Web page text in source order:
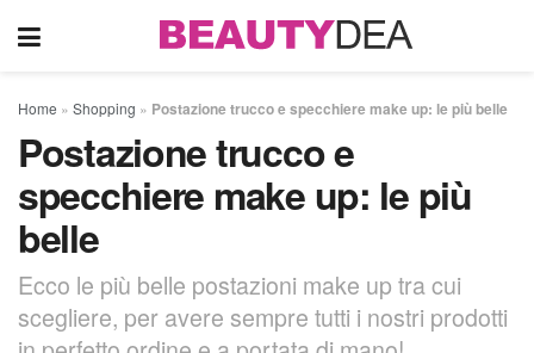
Home » Shopping » Postazione trucco e specchiere make up: le più belle
Postazione trucco e
specchiere make up: le più
belle
Ecco le più belle postazioni make up tra cui
scegliere, per avere sempre tutti i nostri prodotti